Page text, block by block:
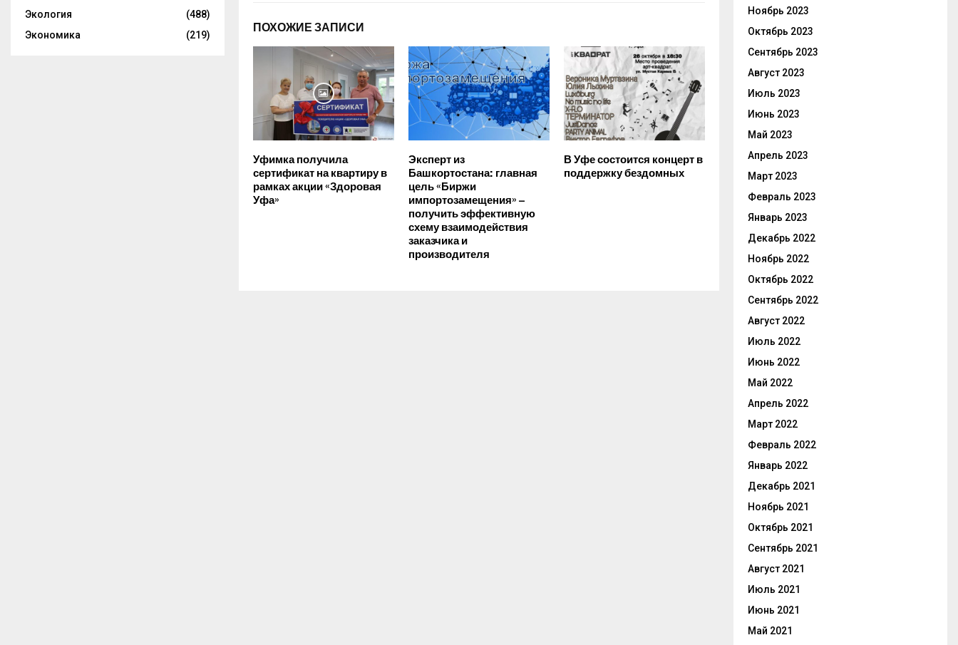
ПОХОЖИЕ ЗАПИСИ
Уфимка получила
сертификат на квартиру в
рамках акции «Здоровая
Уфа»
Эксперт из
Башкортостана: главная
цель «Биржи
импортозамещения» –
получить эффективную
схему взаимодействия
заказчика и
производителя
В Уфе состоится концерт в
поддержку бездомных
Экология
(488)
Экономика
(219)
Ноябрь 2023
Октябрь 2023
Сентябрь 2023
Август 2023
Июль 2023
Июнь 2023
Май 2023
Апрель 2023
Март 2023
Февраль 2023
Январь 2023
Декабрь 2022
Ноябрь 2022
Октябрь 2022
Сентябрь 2022
Август 2022
Июль 2022
Июнь 2022
Май 2022
Апрель 2022
Март 2022
Февраль 2022
Январь 2022
Декабрь 2021
Ноябрь 2021
Октябрь 2021
Сентябрь 2021
Август 2021
Июль 2021
Июнь 2021
Май 2021